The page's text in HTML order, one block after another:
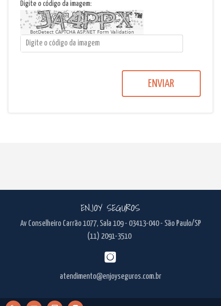
Digite o código da imagem:
BotDetect CAPTCHA ASP.NET Form Validation
ENVIAR
ENJOY SEGUROS
Av Conselheiro Carrão 1077, Sala 109 - 03413-040 - São Paulo/SP
(11) 2091-3510
atendimento@enjoyseguros.com.br